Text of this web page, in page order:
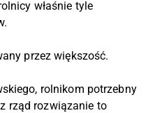
właśnie tyle
przez większość.
rolnikom potrzebny
rząd rozwiązanie to